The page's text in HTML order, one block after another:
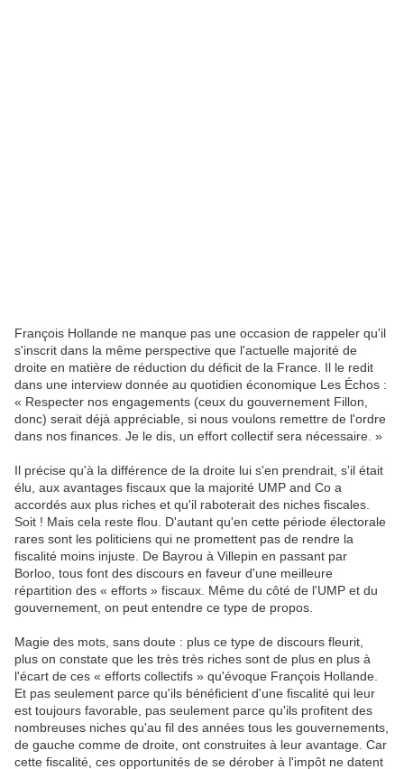
François Hollande ne manque pas une occasion de rappeler qu'il
s'inscrit dans la même perspective que l'actuelle majorité de
droite en matière de réduction du déficit de la France. Il le redit
dans une interview donnée au quotidien économique Les Échos :
« Respecter nos engagements (ceux du gouvernement Fillon,
donc) serait déjà appréciable, si nous voulons remettre de l'ordre
dans nos finances. Je le dis, un effort collectif sera nécessaire. »
Il précise qu'à la différence de la droite lui s'en prendrait, s'il était
élu, aux avantages fiscaux que la majorité UMP and Co a
accordés aux plus riches et qu'il raboterait des niches fiscales.
Soit ! Mais cela reste flou. D'autant qu'en cette période électorale
rares sont les politiciens qui ne promettent pas de rendre la
fiscalité moins injuste. De Bayrou à Villepin en passant par
Borloo, tous font des discours en faveur d'une meilleure
répartition des « efforts » fiscaux. Même du côté de l'UMP et du
gouvernement, on peut entendre ce type de propos.
Magie des mots, sans doute : plus ce type de discours fleurit,
plus on constate que les très très riches sont de plus en plus à
l'écart de ces « efforts collectifs » qu'évoque François Hollande.
Et pas seulement parce qu'ils bénéficient d'une fiscalité qui leur
est toujours favorable, pas seulement parce qu'ils profitent des
nombreuses niches qu'au fil des années tous les gouvernements,
de gauche comme de droite, ont construites à leur avantage. Car
cette fiscalité, ces opportunités de se dérober à l'impôt ne datent